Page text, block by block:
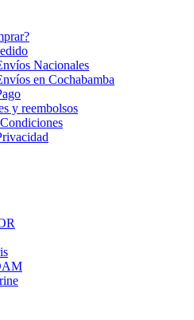
Nacionales
en Cochabamba
y reembolsos